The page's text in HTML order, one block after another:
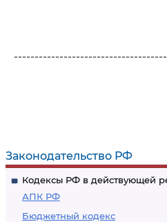
Законодательство РФ
Кодексы РФ в действующей
АПК РФ
Бюджетный кодекс